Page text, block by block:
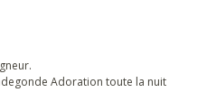
Adoration toute la nuit